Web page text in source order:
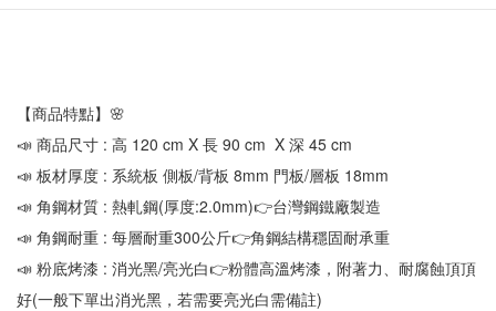
【商品特點】🌸
📣 商品尺寸 : 高 120 cm X 長 90 cm  X 深 45 cm
📣 板材厚度 : 系統板 側板/背板 8mm 門板/層板 18mm
📣 角鋼材質 : 熱軋鋼(厚度:2.0mm)👉台灣鋼鐵廠製造
📣 角鋼耐重 : 每層耐重300公斤👉角鋼結構穩固耐承重
📣 粉底烤漆 : 消光黑/亮光白👉粉體高溫烤漆，附著力、耐腐蝕頂頂
好(一般下單出消光黑，若需要亮光白需備註)